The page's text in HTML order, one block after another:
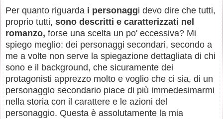
Per quanto riguarda i personaggi devo dire che tutti,
proprio tutti, sono descritti e caratterizzati nel
romanzo, forse una scelta un po' eccessiva? Mi
spiego meglio: dei personaggi secondari, secondo a
me a volte non serve la spiegazione dettagliata di chi
sono e il background, che sicuramente dei
protagonisti apprezzo molto e voglio che ci sia, di un
personaggio secondario piace di più immedesimarmi
nella storia con il carattere e le azioni del
personaggio. Questa è assolutamente la mia